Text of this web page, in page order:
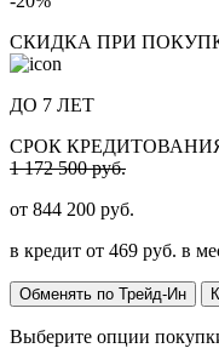
СКИДКА ПРИ
ДО 7 ЛЕТ
СРОК
1 172 500 руб.
от 844 200 руб.
в кредит от 469 руб. в
Обменять по Трейд-Ин
Выберите опции